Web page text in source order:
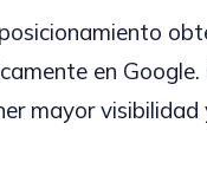
en
mayor